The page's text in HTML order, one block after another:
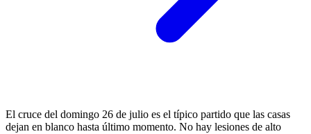
El cruce del domingo 26 de julio es el típico partido que las casas
dejan en blanco hasta último momento. No hay lesiones de alto